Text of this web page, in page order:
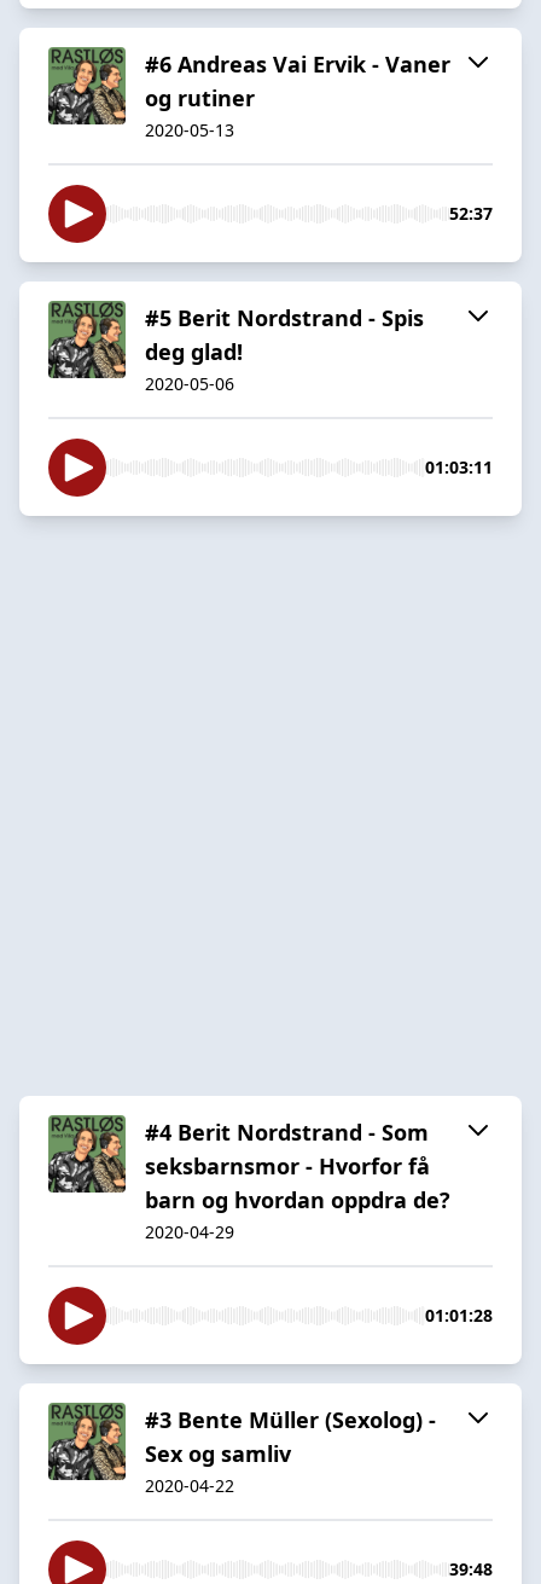
#6 Andreas Vai Ervik - Vaner
og rutiner
2020-05-13
52:37
#5 Berit Nordstrand - Spis
deg glad!
2020-05-06
01:03:11
#4 Berit Nordstrand - Som
seksbarnsmor - Hvorfor få
barn og hvordan oppdra de?
2020-04-29
01:01:28
#3 Bente Müller (Sexolog) -
Sex og samliv
2020-04-22
39:48